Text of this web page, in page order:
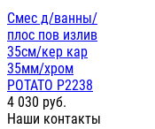
Смес д/ванны/
плос пов излив
35см/кер кар
35мм/хром
POTATO P2238
4 030 руб.
Наши контакты